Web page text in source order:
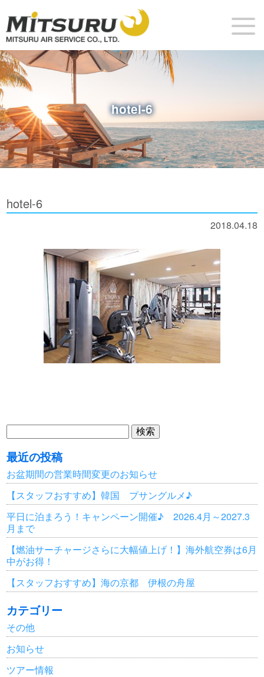
hotel-6
hotel-6
2018.04.18
検
索:
最近の投稿
お盆期間の営業時間変更のお知らせ
【スタッフおすすめ】韓国 プサングルメ♪
平日に泊まろう！キャンペーン開催♪ 2026.4月～2027.3
月まで
【燃油サーチャージさらに大幅値上げ！】海外航空券は6月
中がお得！
【スタッフおすすめ】海の京都 伊根の舟屋
カテゴリー
その他
お知らせ
ツアー情報